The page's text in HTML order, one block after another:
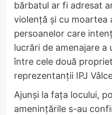
bărbatul ar fi adresat
violență și cu moartea
persoanelor care
lucrări de amenajare
între cele două
reprezentanții IPJ
Ajunși la fața locului,
amenințările s-au